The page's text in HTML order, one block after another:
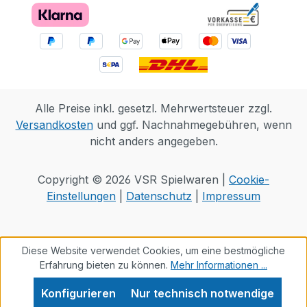
einen Erste-Hilfe-Kasten sowie
Siegerpokale. Nach einem aufregenden
Outdoor-Tag können die Freunde
Tischtennis spielen oder im coolen Treff
lieben: Dieses LEGO® Bauset für Mädchen
und Jungen ab 7 Jahren beinhaltet 3
Spielfiguren, einen Bären und jede Menge
das Abenteuercamp: Kinder können
eigene Freundschaftsgeschichten
Kajakfahren, Angeln, Flößebauen, Malen
und Steinehüpfenlassen 3 Spielfiguren
und ein Bär: Das Set beinhaltet die
Spielfiguren Autumn, Liann und Zac,
Alle Preise inkl. gesetzl. Mehrwertsteuer zzgl.
Versandkostenund ggf. Nachnahmegebühren, wenn
nicht anders angegeben.
Copyright © 2026 VSR Spielwaren | Cookie-
Einstellungen
Datenschutz Impressum
Diese Website verwendet Cookies, um eine bestmögliche
Erfahrung bieten zu können. Mehr Informationen ...
Nur technisch notwendige
Konfigurieren